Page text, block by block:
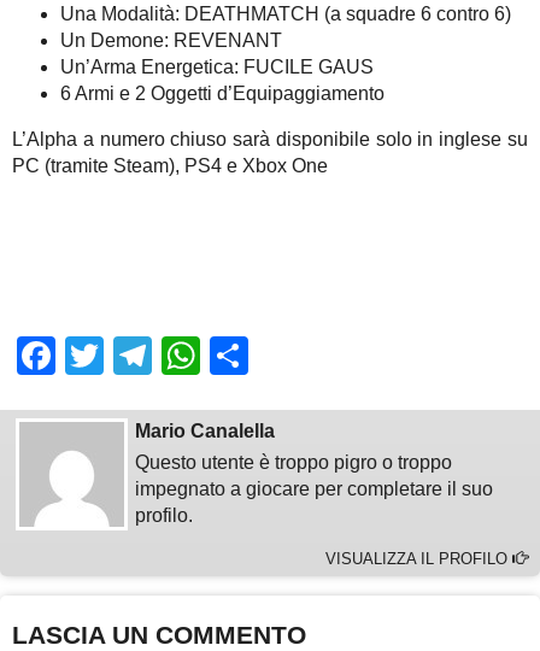
Una Modalità: DEATHMATCH (a squadre 6 contro 6)
Un Demone: REVENANT
Un’Arma Energetica: FUCILE GAUS
6 Armi e 2 Oggetti d’Equipaggiamento
L’Alpha a numero chiuso sarà disponibile solo in inglese su
PC (tramite Steam), PS4 e Xbox One
Facebook
TwitterTelegram
WhatsApp
Mario Canalella
Questo utente è troppo pigro o troppo
impegnato a giocare per completare il suo
profilo.
VISUALIZZA IL PROFILO
LASCIA UN COMMENTO